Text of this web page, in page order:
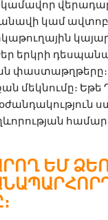
կամավոր
կամ
երկրի
փաստաթղթերը։
մեկնումը։ Եթե
ԵՄ